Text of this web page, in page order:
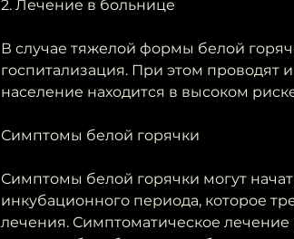
2. Лечение в больнице
В случае тяжелой формы белой
госпитализация. При этом проводят
население находится в высоком
Симптомы белой горячки
Симптомы белой горячки могут
инкубационного периода, которое
лечения. Симптоматическое лечение